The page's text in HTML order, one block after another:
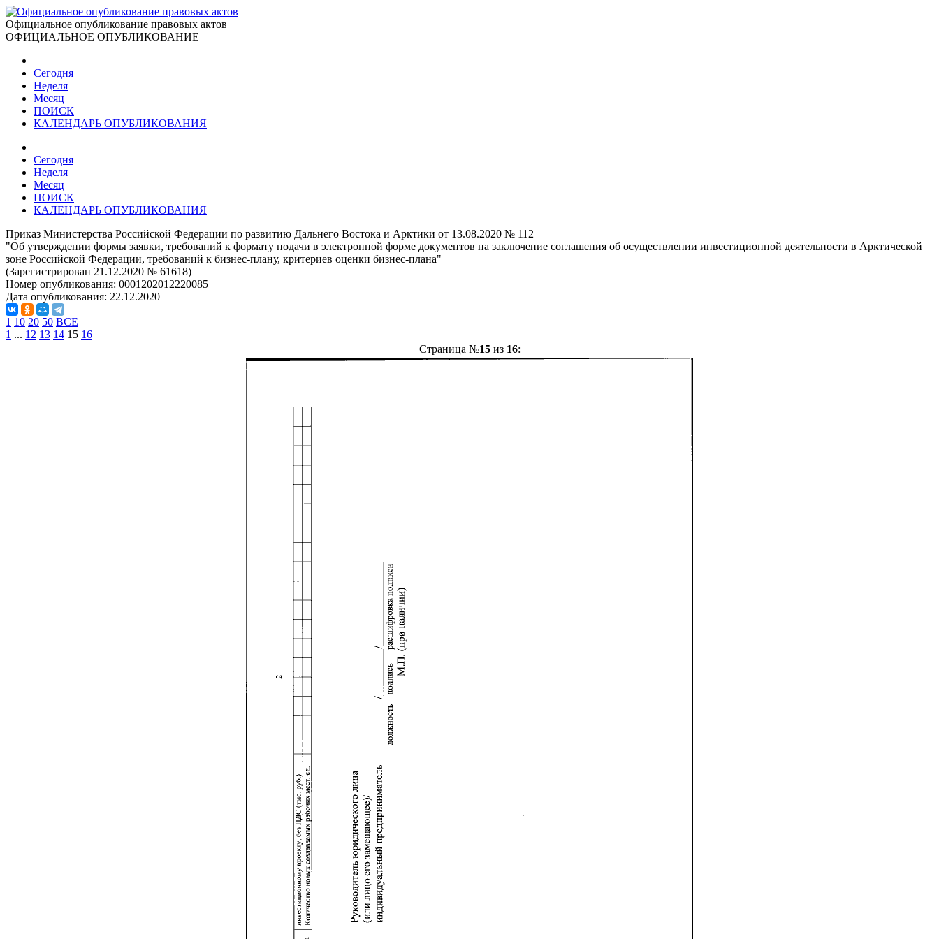
Официальное опубликование правовых актов
ОФИЦИАЛЬНОЕ ОПУБЛИКОВАНИЕ
Сегодня
Неделя
Месяц
ПОИСК
КАЛЕНДАРЬ ОПУБЛИКОВАНИЯ
Сегодня
Неделя
Месяц
ПОИСК
КАЛЕНДАРЬ ОПУБЛИКОВАНИЯ
Приказ Министерства Российской Федерации по развитию Дальнего Востока и Арктики от 13.08.2020 № 112
"Об утверждении формы заявки, требований к формату подачи в электронной форме документов на заключение соглашения об осуществлении инвестиционной деятельности в Арктической
зоне Российской Федерации, требований к бизнес-плану, критериев оценки бизнес-плана"
(Зарегистрирован 21.12.2020 № 61618)
Номер опубликования: 0001202012220085
Дата опубликования: 22.12.2020
1 10 20 50 ВСЕ
1 ... 12 13 14 15 16
Страница №15из 16: